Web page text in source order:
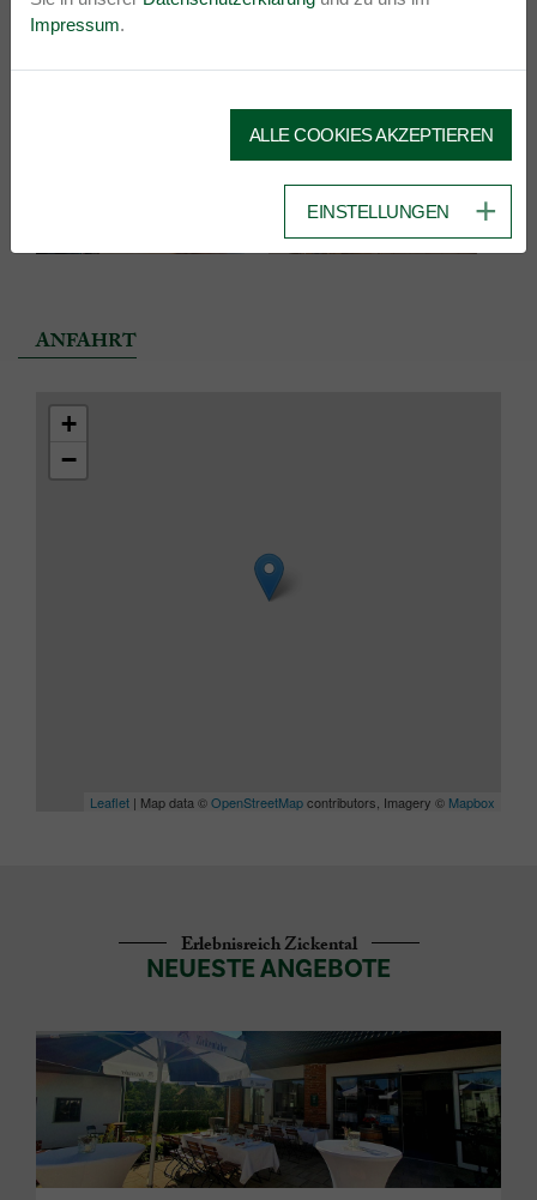
ANFAHRT
+
−
Leaflet | Map data ©OpenStreetMapcontributors, Imagery © Mapbox
Erlebnisreich Zickental
NEUESTE ANGEBOTE
Impressum.
ALLE COOKIES AKZEPTIEREN
EINSTELLUNGEN